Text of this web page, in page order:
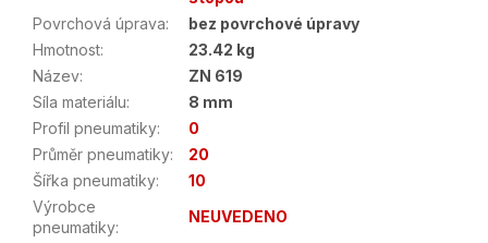
Povrchová úprava:
bez povrchové úpravy
Hmotnost:
23.42 kg
Název:
ZN 619
Síla materiálu:
8 mm
Profil pneumatiky:
0
Průměr pneumatiky:
20
Šířka pneumatiky:
10
Výrobce
pneumatiky:
NEUVEDENO